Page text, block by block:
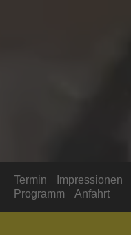
Termin
Impressionen
Programm
Anfahrt